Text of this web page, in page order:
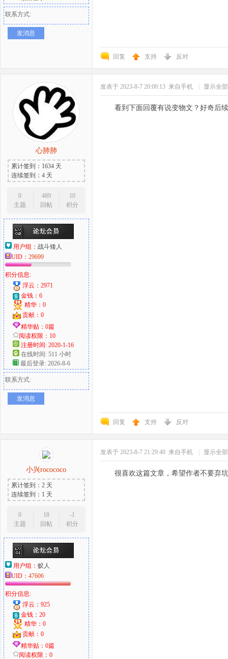
联系方式:
发消息
回复 支持 反对
心肺肺
累计签到：1634 天
连续签到：4 天
0
主题
489
回帖
10
积分
用户组： 战斗矮人
UID： 29699
积分信息:
浮云：2971
金钱：6
精华：0
贡献：0
精华贴：0篇
阅读权限：10
注册时间: 2020-1-16
在线时间: 511 小时
最后登录: 2026-8-6
联系方式:
发消息
发表于 2023-8-7 20:00:13 来自手机 显示全
看到下面回覆有说变物文？好奇后
回复 支持 反对
小兴rocococo
累计签到：2 天
连续签到：1 天
0
主题
18
回帖
-1
积分
用户组： 蚁人
UID： 47606
积分信息:
浮云：925
金钱：20
精华：0
贡献：0
精华贴：0篇
阅读权限：0
发表于 2023-8-7 21:29:40 来自手机 显示全
很喜欢这篇文章，希望作者不要弃